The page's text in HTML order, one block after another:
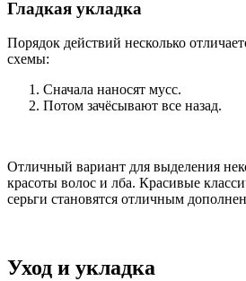
Гладкая укладка
Порядок действий несколько
схемы:
Сначала наносят мусс.
Потом зачёсывают все назад.
Отличный вариант для выделения
красоты волос и лба. Красивые
серьги становятся отличным
Уход и укладка